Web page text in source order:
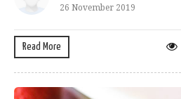
26 November 2019
Read More